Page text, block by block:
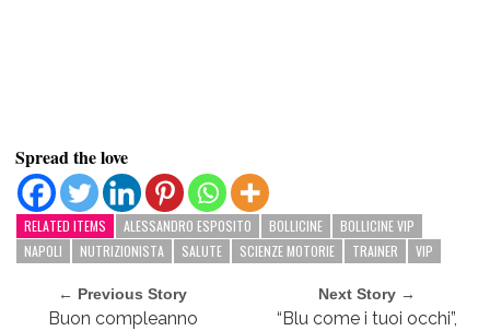
Spread the love
RELATED ITEMS ALESSANDRO ESPOSITO BOLLICINE
BOLLICINE VIP
NAPOLI
NUTRIZIONISTA SALUTE SCIENZE MOTORIE TRAINER VIP
← Previous Story
Buon compleanno
Next Story →
“Blu come i tuoi occhi”,